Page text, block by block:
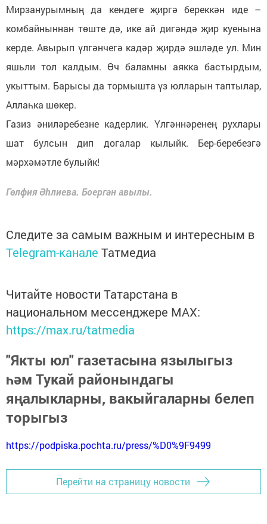
Мирзанурымның да кендеге җиргә береккән иде –
комбайныннан төште дә, ике ай дигәндә җир куенына
керде. Авырып үлгәнчегә кадәр җирдә эшләде ул. Мин
яшьли тол калдым. Өч баламны аякка бастырдым,
укыттым. Барысы да тормышта үз юлларын таптылар,
Аллаһка шөкер.
Газиз әниләребезне кадерлик. Үлгәннәренең рухлары
шат булсын дип догалар кылыйк. Бер-беребезгә
мәрхәмәтле булыйк!
Гөлфия Әһлиева. Боерган авылы.
Следите за самым важным и интересным в
Telegram-канале Татмедиа
Читайте новости Татарстана в
национальном мессенджере MАХ:
https://max.ru/tatmedia
"Якты юл" газетасына язылыгыз
һәм Тукай районындагы
яңалыкларны, вакыйгаларны белеп
торыгыз
https://podpiska.pochta.ru/press/%D0%9F9499
Перейти на страницу новости